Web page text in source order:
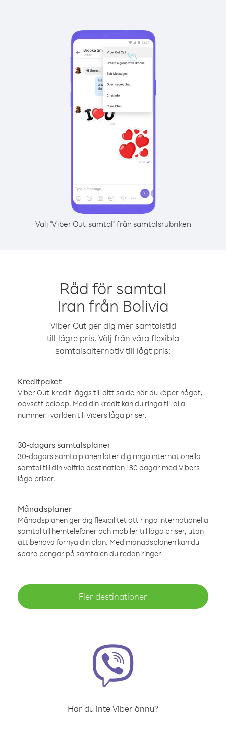
Välj "Viber Out-samtal" från samtalsrubriken
Råd för samtal
Iran från Bolivia
Viber Out ger dig mer samtalstid
till lägre pris. Välj från våra flexibla
samtalsalternativ till lågt pris:
Kreditpaket
Viber Out-kredit läggs till ditt saldo när du köper något,
oavsett belopp. Med din kredit kan du ringa till alla
nummer i världen till Vibers låga priser.
30-dagars samtalsplaner
30-dagars samtalplanen låter dig ringa internationella
samtal till din valfria destination i 30 dagar med Vibers
låga priser.
Månadsplaner
Månadsplanen ger dig flexibilitet att ringa internationella
samtal till hemtelefoner och mobiler till låga priser, utan
att behöva förnya din plan. Med månadsplanen kan du
spara pengar på samtalen du redan ringer
Fler destinationer
Har du inte Viber ännu?